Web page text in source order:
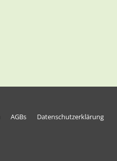
AGBs
Datenschutzerklärung